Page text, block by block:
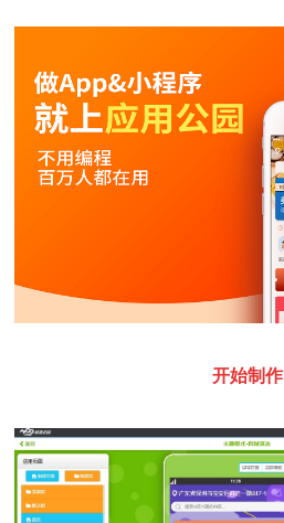
开始制作